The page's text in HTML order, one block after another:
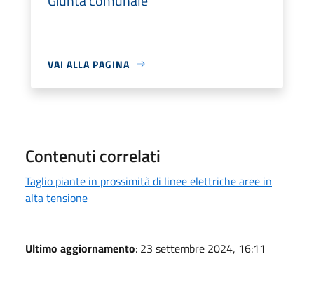
VAI ALLA PAGINA
Contenuti correlati
Taglio piante in prossimità di linee elettriche aree in
alta tensione
Ultimo aggiornamento: 23 settembre 2024, 16:11